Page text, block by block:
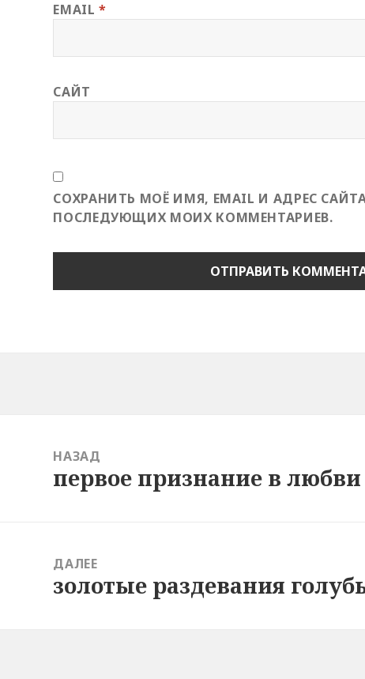
EMAIL*
САЙТ
СОХРАНИТЬ МОЁ ИМЯ, EMAIL И АДРЕС
ПОСЛЕДУЮЩИХ МОИХ КОММЕНТАРИЕВ.
записям
НАЗАД
Предыдущая
первое признание в любви
ДАЛЕЕ
Следующая
золотые раздевания